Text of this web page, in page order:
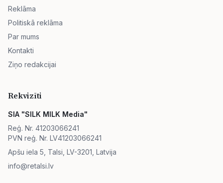
Reklāma
Politiskā reklāma
Par mums
Kontakti
Ziņo redakcijai
Rekvizīti
SIA "SILK MILK Media"
Reģ. Nr. 41203066241
PVN reģ. Nr. LV41203066241
Apšu iela 5, Talsi, LV-3201, Latvija
info@retalsi.lv